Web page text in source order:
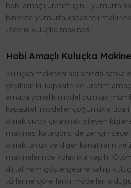
hobi amaçlı üretim için 1 yumurta
binlerce yumurta kapasiteli
Üstelik kuluçka makinesi.
Hobi Amaçlı Kuluçka
Kuluçka makinesi adı altında
çeşitlidir ki, kapasite ve üretim
amaca yönelik model bulmak
kapasiteli modeller çoğunlukla ticari
olarak civciv çıkarmak isteyen
makinesi kategorisi de zengin
olarak tavuk ve diğer kanatlıların
makinelerinde kolaylıkla yapılır.
dijital nem göstergesine sahip
türlerine göre farklı modelleri